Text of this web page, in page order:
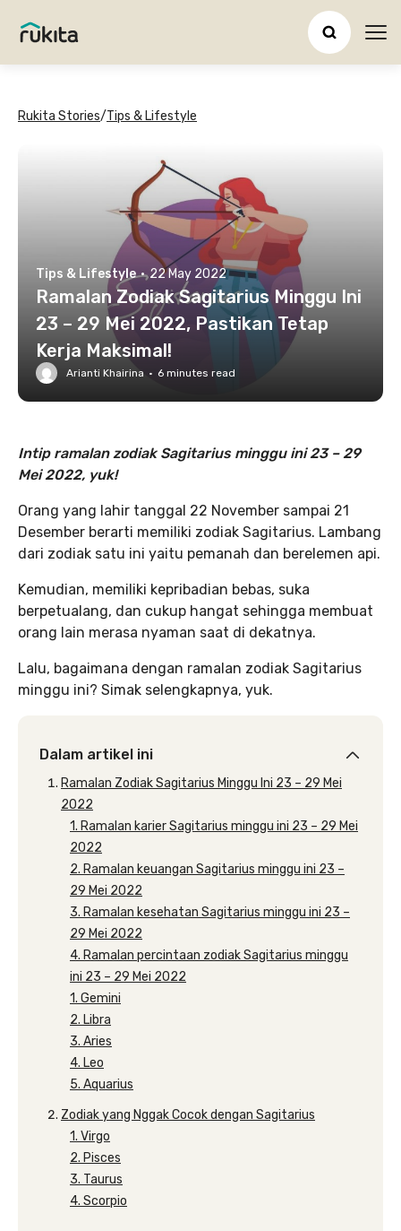
Rukita Stories/Tips & Lifestyle
Tips & Lifestyle · 22 May 2022
Ramalan Zodiak Sagitarius Minggu Ini
23 – 29 Mei 2022, Pastikan Tetap
Kerja Maksimal!
Arianti Khairina · 6 minutes read
Intip ramalan zodiak Sagitarius minggu ini 23 – 29
Mei 2022, yuk!
Orang yang lahir tanggal 22 November sampai 21
Desember berarti memiliki zodiak Sagitarius. Lambang
dari zodiak satu ini yaitu pemanah dan berelemen api.
Kemudian, memiliki kepribadian bebas, suka
berpetualang, dan cukup hangat sehingga membuat
orang lain merasa nyaman saat di dekatnya.
Lalu, bagaimana dengan ramalan zodiak Sagitarius
minggu ini? Simak selengkapnya, yuk.
Dalam artikel ini
Ramalan Zodiak Sagitarius Minggu Ini 23 – 29 Mei
2022
1. Ramalan karier Sagitarius minggu ini 23 – 29 Mei
2022
2. Ramalan keuangan Sagitarius minggu ini 23 –
29 Mei 2022
3. Ramalan kesehatan Sagitarius minggu ini 23 –
29 Mei 2022
4. Ramalan percintaan zodiak Sagitarius minggu
ini 23 – 29 Mei 2022
1. Gemini
2. Libra
3. Aries
4. Leo
5. Aquarius
Zodiak yang Nggak Cocok dengan Sagitarius
1. Virgo
2. Pisces
3. Taurus
4. Scorpio